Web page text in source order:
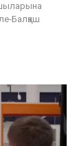
Балқаш